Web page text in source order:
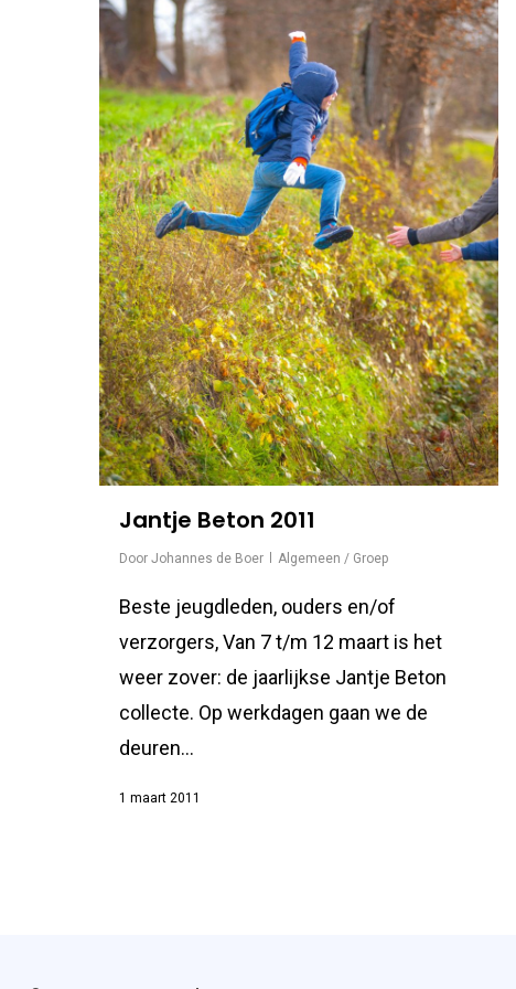
Jantje Beton 2011
Door Johannes de Boer Algemeen / Groep
Beste jeugdleden, ouders en/of
verzorgers, Van 7 t/m 12 maart is het
weer zover: de jaarlijkse Jantje Beton
collecte. Op werkdagen gaan we de
deuren…
1 maart 2011